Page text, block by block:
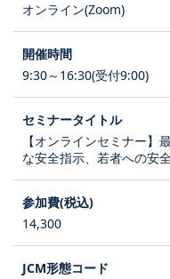
オンライン(Zoom)
9:30～16:30(受付9:00)
【オンラインセミナー】
な安全指示、若者への安
14,300